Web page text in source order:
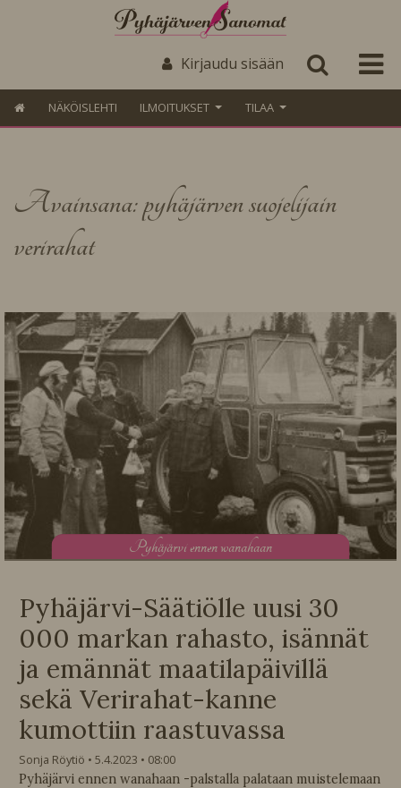
Kirjaudu sisään
NÄKÖISLEHTI ILMOITUKSET TILAA
Avainsana: pyhäjärven suojelijain
verirahat
Pyhäjärvi ennen wanahaan
Pyhäjärvi-Säätiölle uusi 30
000 markan rahasto, isännät
ja emännät maatilapäivillä
sekä Verirahat-kanne
kumottiin raastuvassa
Sonja Röytiö 5.4.2023
08:00
Pyhäjärvi ennen wanahaan -palstalla palataan muistelemaan